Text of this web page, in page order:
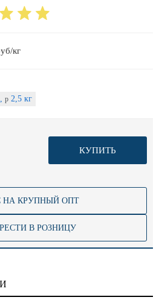
кг
p 2,5 кг
КУПИТЬ
НА КРУПНЫЙ ОПТ
В РОЗНИЦУ